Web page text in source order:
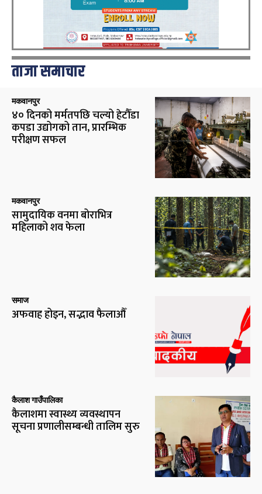
ताजा समाचार
मकवानपुर
४० दिनको मर्मतपछि चल्यो हेटौँडा
कपडा उद्योगको तान, प्रारम्भिक
परीक्षण सफल
मकवानपुर
सामुदायिक वनमा बोराभित्र
महिलाको शव फेला
समाज
अफवाह होइन, सद्भाव फैलाऔँ
कैलाश गाउँपालिका
कैलाशमा स्वास्थ्य व्यवस्थापन
सूचना प्रणालीसम्बन्धी तालिम सुरु